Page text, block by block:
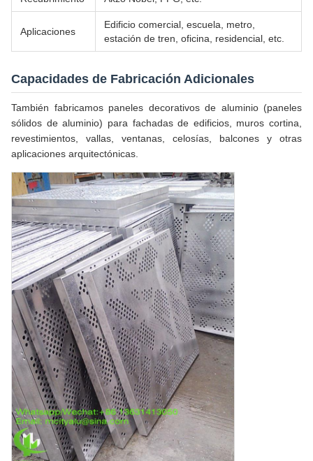
Aplicaciones
Edificio comercial, escuela, metro,
estación de tren, oficina, residencial, etc.
Capacidades de Fabricación Adicionales
También fabricamos paneles decorativos de aluminio (paneles
sólidos de aluminio) para fachadas de edificios, muros cortina,
revestimientos, vallas, ventanas, celosías, balcones y otras
aplicaciones arquitectónicas.